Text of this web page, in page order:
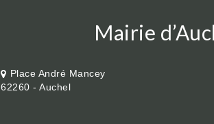
Mairie
Place André Mancey
62260 - Auchel